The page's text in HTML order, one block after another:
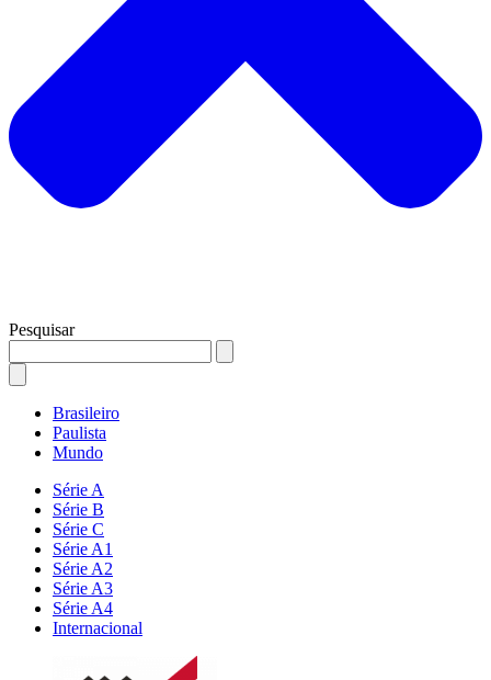
Pesquisar
Brasileiro
Paulista
Mundo
Série A
Série B
Série C
Série A1
Série A2
Série A3
Série A4
Internacional